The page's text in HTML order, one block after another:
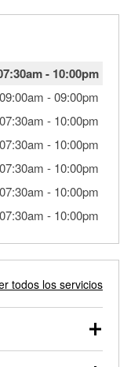
- 10:00pm
09:00am -09:00pm
07:30am - 10:00pm
07:30am - 10:00pm
07:30am - 10:00pm
07:30am - 10:00pm
07:30am - 10:00pm
todos los servicios